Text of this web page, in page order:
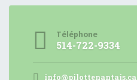
Téléphone
514-722-9334
info@pilottenantais.ca